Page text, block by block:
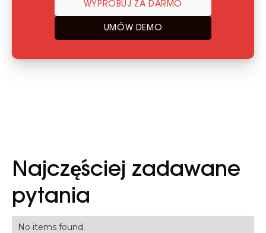
WYPRÓBUJ ZA DARMO
UMÓW DEMO
Najczęściej zadawane
pytania
No items found.